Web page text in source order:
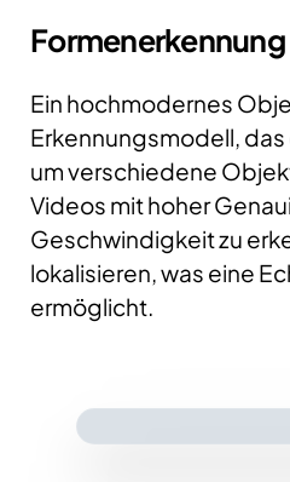
Formenerkennung
Ein hochmodernes
Erkennungsmodell,
um verschiedene
Videos mit hoher
Geschwindigkeit zu
lokalisieren, was eine
ermöglicht.​